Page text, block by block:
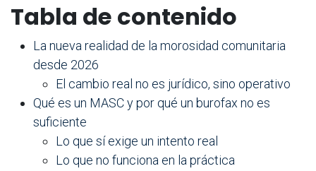
Tabla de contenido
La nueva realidad de la morosidad comunitaria
desde 2026
El cambio real no es jurídico, sino operativo
Qué es un MASC y por qué un burofax no es
suficiente
Lo que sí exige un intento real
Lo que no funciona en la práctica